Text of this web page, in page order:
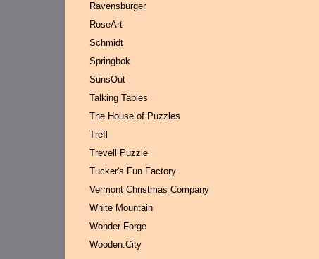
Ravensburger
RoseArt
Schmidt
Springbok
SunsOut
Talking Tables
The House of Puzzles
Trefl
Trevell Puzzle
Tucker's Fun Factory
Vermont Christmas Company
White Mountain
Wonder Forge
Wooden.City